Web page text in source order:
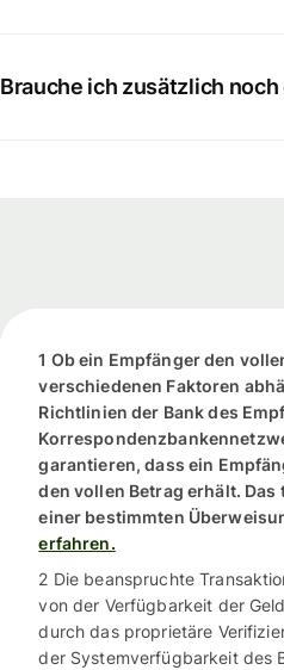
Brauche ich zusätzlich noch
1 Ob ein Empfänger den
verschiedenen Faktoren
Richtlinien der Bank des
garantieren, dass ein
den vollen Betrag erhält.
einer bestimmten
erfahren.
2 Die beanspruchte
von der Verfügbarkeit der
durch das proprietäre
der Systemverfügbarkeit des